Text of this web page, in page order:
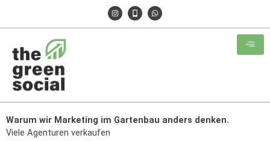
I
n
t
M
o
i
W
h
t
Warum wir Marketing im Gartenbau anders denken.
Viele Agenturen verkaufen